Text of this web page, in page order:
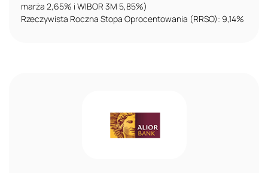
marża 2,65% i WIBOR 3M 5,85%)
Rzeczywista Roczna Stopa Oprocentowania (RRSO): 9,14%